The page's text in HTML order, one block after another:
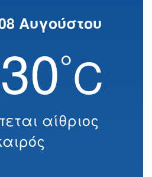
Αυγούστου
30°C
αίθριος